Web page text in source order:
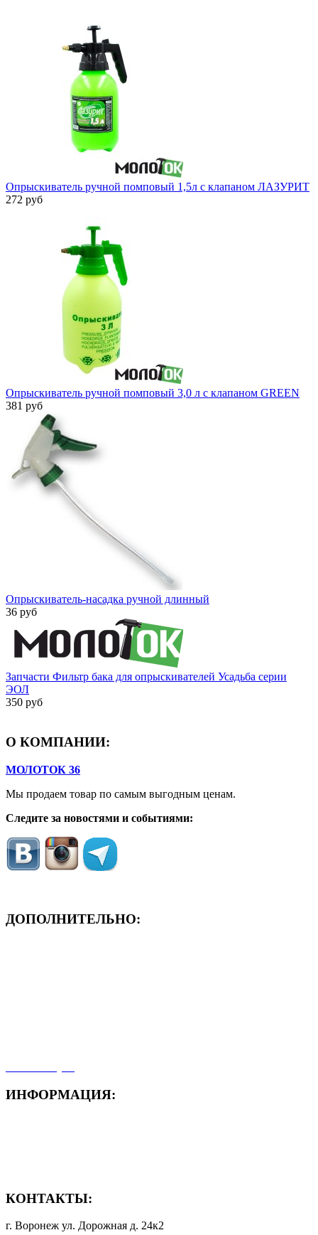
Опрыскиватель ручной помповый 1,5л с клапаном ЛАЗУРИТ
272 руб
Опрыскиватель ручной помповый 3,0 л с клапаном GREEN
381 руб
Опрыскиватель-насадка ручной длинный
36 руб
Запчасти Фильтр бака для опрыскивателей Усадьба серии
ЭОЛ
350 руб
О КОМПАНИИ:
МОЛОТОК 36
Мы продаем товар по самым выгодным ценам.
Следите за новостями и событиями:
ДОПОЛНИТЕЛЬНО:
ИНФОРМАЦИЯ:
КОНТАКТЫ:
г. Воронеж ул. Дорожная д. 24к2